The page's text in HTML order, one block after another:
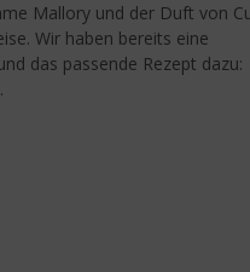
Mallory und der Duft von
Wir haben bereits eine
das passende Rezept dazu: